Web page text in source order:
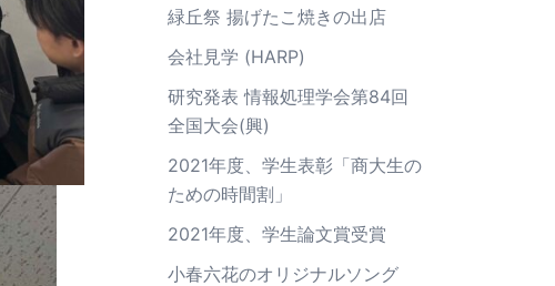
緑丘祭 揚げたこ焼きの出店
会社見学 (HARP)
研究発表 情報処理学会第84回
全国大会(興)
2021年度、学生表彰「商大生の
ための時間割」
2021年度、学生論文賞受賞
小春六花のオリジナルソング